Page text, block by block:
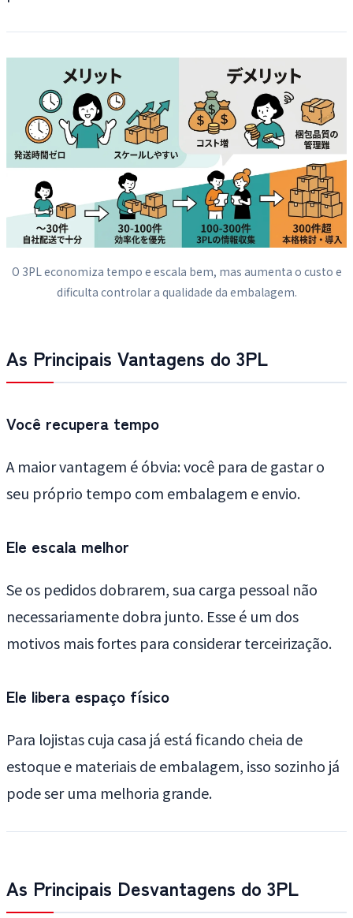
O 3PL economiza tempo e escala bem, mas aumenta o custo e
dificulta controlar a qualidade da embalagem.
As Principais Vantagens do 3PL
Você recupera tempo
A maior vantagem é óbvia: você para de gastar o
seu próprio tempo com embalagem e envio.
Ele escala melhor
Se os pedidos dobrarem, sua carga pessoal não
necessariamente dobra junto. Esse é um dos
motivos mais fortes para considerar terceirização.
Ele libera espaço físico
Para lojistas cuja casa já está ficando cheia de
estoque e materiais de embalagem, isso sozinho já
pode ser uma melhoria grande.
As Principais Desvantagens do 3PL